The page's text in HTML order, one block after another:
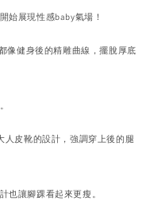
始展現性感baby氣場！
像健身後的精雕曲線，擺脫厚底
人皮靴的設計，強調穿上後的腿
也讓腳踝看起來更瘦。